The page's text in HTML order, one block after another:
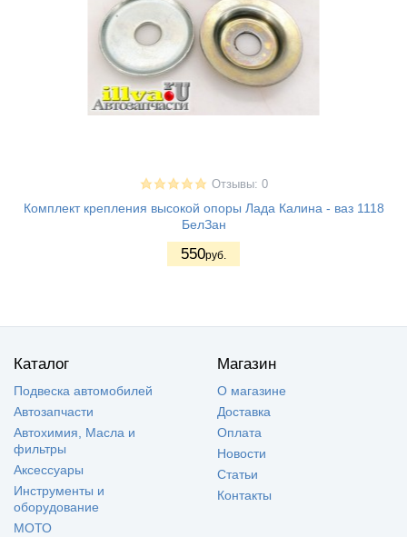
Отзывы: 0
Комплект крепления высокой опоры Лада Калина - ваз 1118
БелЗан
550руб.
Каталог
Подвеска автомобилей
Автозапчасти
Автохимия, Масла и
фильтры
Аксессуары
Инструменты и
оборудование
МОТО
Магазин
О магазине
Доставка
Оплата
Новости
Статьи
Контакты